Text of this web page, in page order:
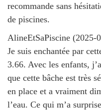
recommande sans
de piscines.
AlineEtSaPiscine (2025-
Je suis enchantée par
3.66. Avec les enfants,
que cette bâche est très
en place et a vraiment
l’eau. Ce qui m’a